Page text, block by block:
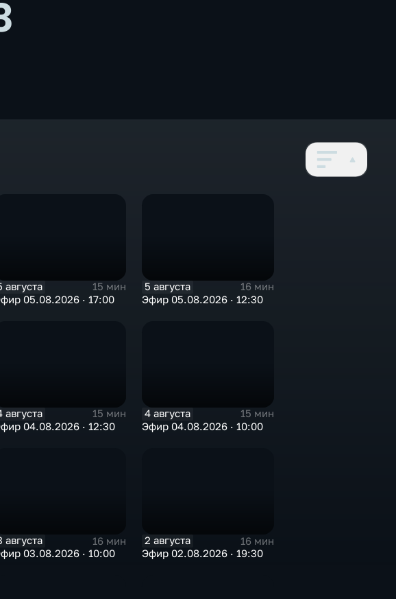
августа
15 мин
05.08.2026 · 17:00
5 августа
16 мин
Эфир 05.08.2026 · 12:30
августа
15 мин
04.08.2026 · 12:30
4 августа
15 мин
Эфир 04.08.2026 · 10:00
августа
16 мин
03.08.2026 · 10:00
2 августа
16 мин
Эфир 02.08.2026 · 19:30